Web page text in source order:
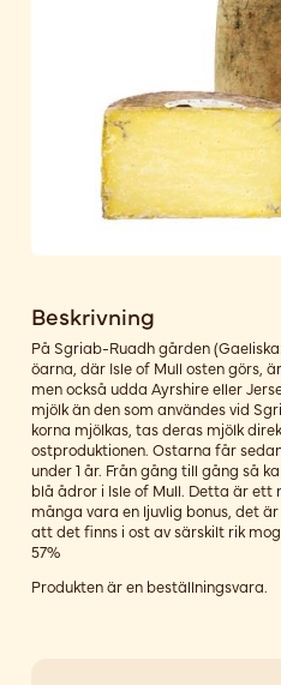
Beskrivning
På Sgriab-Ruadh gården
öarna, där Isle of Mull osten görs,
men också udda Ayrshire eller
mjölk än den som användes vid
korna mjölkas, tas deras mjölk
ostproduktionen. Ostarna får
under 1 år. Från gång till gång så
blå ådror i Isle of Mull. Detta är ett
många vara en ljuvlig bonus, det
att det finns i ost av särskilt rik
57%
Produkten är en beställningsvara.